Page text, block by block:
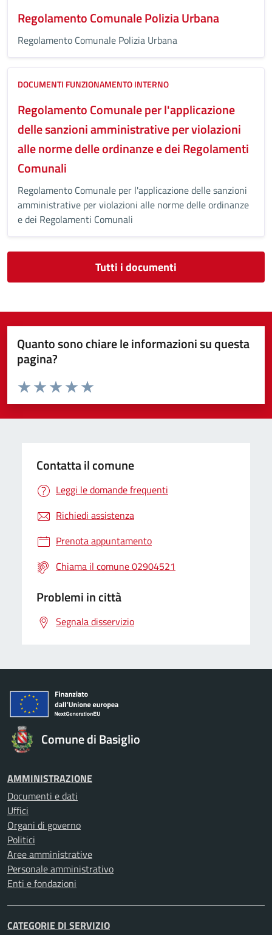
Regolamento Comunale Polizia Urbana
Regolamento Comunale Polizia Urbana
DOCUMENTI FUNZIONAMENTO INTERNO
Regolamento Comunale per l'applicazione
delle sanzioni amministrative per violazioni
alle norme delle ordinanze e dei Regolamenti
Comunali
Regolamento Comunale per l'applicazione delle sanzioni
amministrative per violazioni alle norme delle ordinanze
e dei Regolamenti Comunali
Tutti i documenti
Quanto sono chiare le informazioni su questa
pagina?
Valuta da 1 a 5 stelle la pagina
Valuta 5 stelle su 5
Valuta 4 stelle su 5
Valuta 3 stelle su 5
Valuta 2 stelle su 5
Valuta 1 stelle su 5
Contatta il comune
Leggi le domande frequenti
Richiedi assistenza
Prenota appuntamento
Chiama il comune 02904521
Problemi in città
Segnala disservizio
Comune di Basiglio
AMMINISTRAZIONE
Documenti e dati
Uffici
Organi di governo
Politici
Aree amministrative
Personale amministrativo
Enti e fondazioni
CATEGORIE DI SERVIZIO